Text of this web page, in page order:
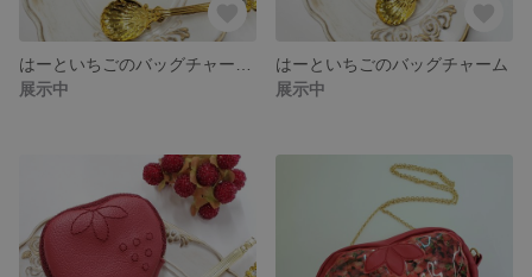
展示中
はーといちごのバッグチャーム
展示中